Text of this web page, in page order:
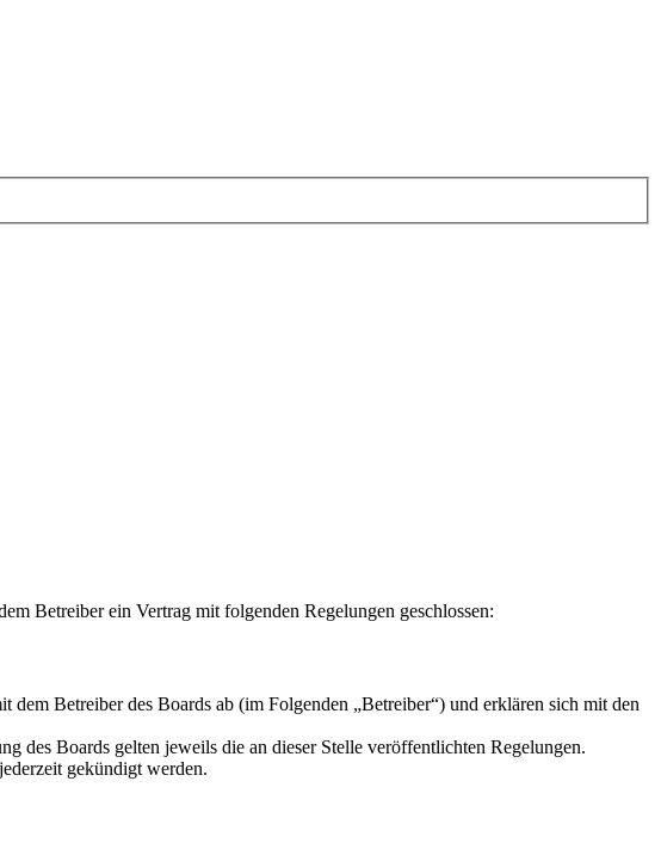
Betreiber ein Vertrag mit folgenden Regelungen geschlossen:
Betreiber des Boards ab (im Folgenden „Betreiber“) und erklären sich mit den
des Boards gelten jeweils die an dieser Stelle veröffentlichten Regelungen.
gekündigt werden.